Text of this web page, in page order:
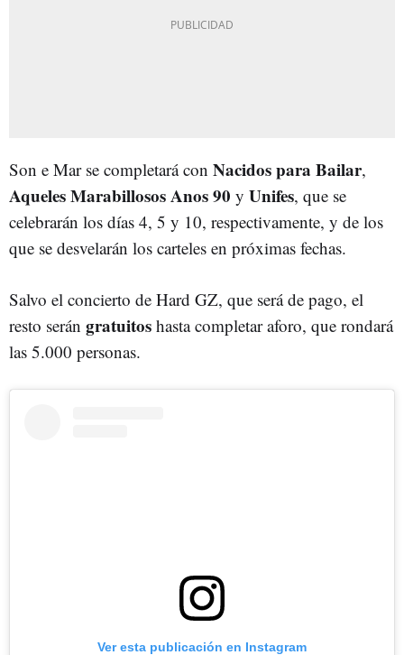
Son e Mar se completará con Nacidos para Bailar,
Aqueles Marabillosos Anos 90 y Unifes, que se
celebrarán los días 4, 5 y 10, respectivamente, y de los
que se desvelarán los carteles en próximas fechas.
Salvo el concierto de Hard GZ, que será de pago, el
resto serán gratuitos hasta completar aforo, que rondará
las 5.000 personas.
Ver esta publicación en Instagram